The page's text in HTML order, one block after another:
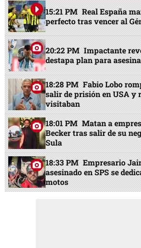
15:21 PM Real España
perfecto tras vencer al
20:22 PM Impactante
destapa plan para
18:28 PM Fabio Lobo
salir de prisión en USA y
visitaban
18:01 PM Matan a
Becker tras salir de su
Sula
18:33 PM Empresario
asesinado en SPS se
motos